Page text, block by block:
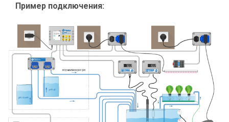
Пример подключения: